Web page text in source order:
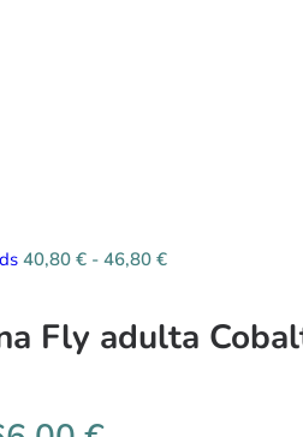
40,80 € - 46,80 €
Fly adulta